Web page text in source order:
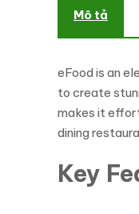
Mô tả
eFood is an
to create
makes it
dining
Key